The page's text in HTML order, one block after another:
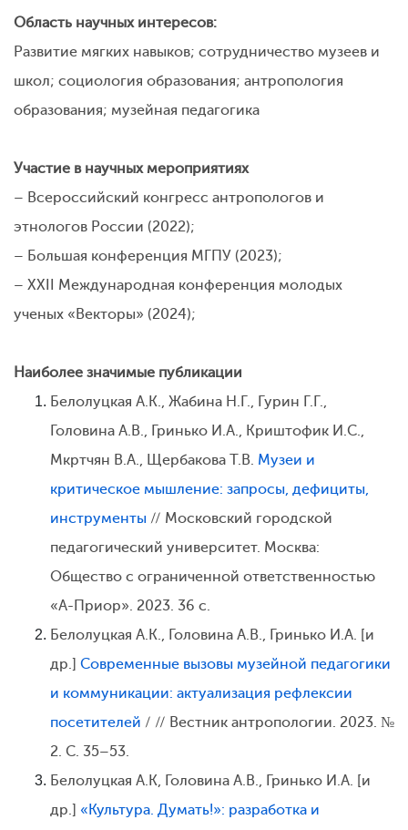
Область научных интересов:
Развитие мягких навыков; сотрудничество музеев и
школ; социология образования; антропология
образования; музейная педагогика
Участие в научных мероприятиях
– Всероссийский конгресс антропологов и
этнологов России (2022);
– Большая конференция МГПУ (2023);
– XXII Международная конференция молодых
ученых «Векторы» (2024);
Наиболее значимые публикации
Белолуцкая А.К., Жабина Н.Г., Гурин Г.Г.,
Головина А.В., Гринько И.А., Криштофик И.С.,
Мкртчян В.А., Щербакова Т.В. Музеи и
критическое мышление: запросы, дефициты,
инструменты // Московский городской
педагогический университет. Москва:
Общество с ограниченной ответственностью
«А-Приор». 2023. 36 с.
Белолуцкая А.К., Головина А.В., Гринько И.А. [и
др.] Современные вызовы музейной педагогики
и коммуникации: актуализация рефлексии
посетителей / // Вестник антропологии. 2023. №
2. С. 35–53.
Белолуцкая А.К, Головина А.В., Гринько И.А. [и
др.] «Культура. Думать!»: разработка и